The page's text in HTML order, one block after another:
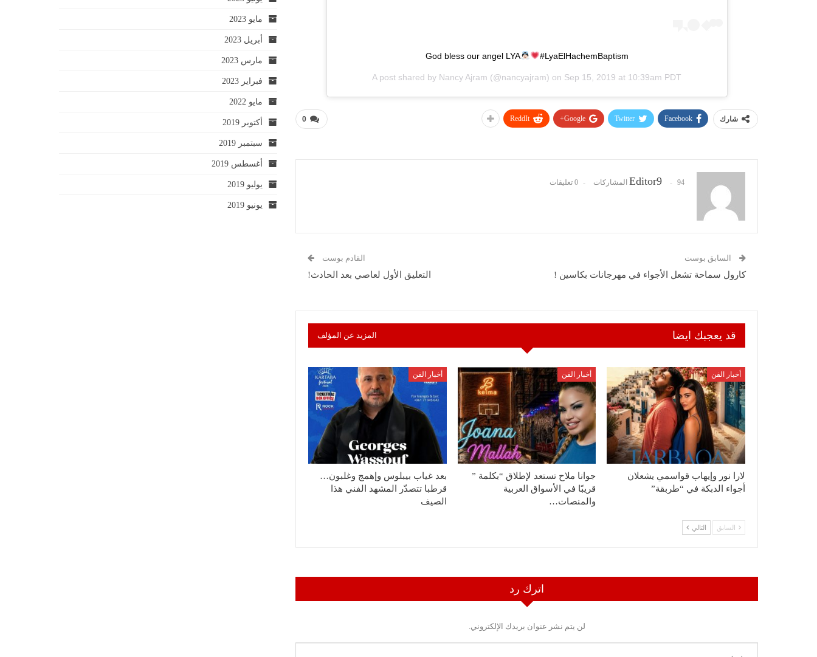
God bless our angel LYA #LyaElHachemBaptism
A post shared by Nancy Ajram (@nancyajram) on Sep 15, 2019 at 10:39am PDT
0 شارك Facebook
Twitter
Google+
ReddIt
Editor9 94 المشاركات 0 تعليقات
السابق بوست
كارول سماحة تشعل الأجواء في مهرجانات بكاسين !
القادم بوست
التعليق الأول لعاصي بعد الحادث!
قد يعجبك ايضا المزيد عن المؤلف
أخبار الفن
لارا نور وإيهاب قواسمي يشعلان
أجواء الدبكة في “طربقة”
أخبار الفن
جوانا ملاح تستعد لإطلاق “بكلمة ”
قريبًا في الأسواق العربية
والمنصات…
أخبار الفن
بعد غياب بيبلوس وإهمج وغلبون…
قرطبا تتصدّر المشهد الفني هذا
الصيف
السابق التالي
اترك رد
لن يتم نشر عنوان بريدك الإلكتروني.
مايو 2023
أبريل 2023
مارس 2023
فبراير 2023
مايو 2022
أكتوبر 2019
سبتمبر 2019
أغسطس 2019
يوليو 2019
يونيو 2019